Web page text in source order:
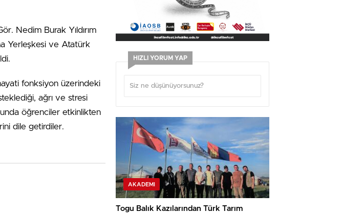
Nedim Burak Yıldırım
Yerleşkesi ve Atatürk
fonksiyon üzerindeki
ağrı ve stresi
öğrenciler etkinlikten
dile getirdiler.
HIZLI YORUM YAP
AKADEMI
Togu Balık Kazılarından Türk Tarım